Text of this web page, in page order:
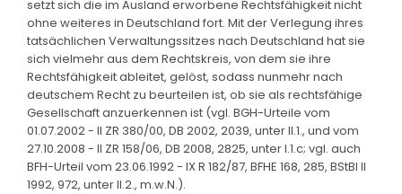
setzt sich die im Ausland erworbene Rechtsfähigkeit nicht
ohne weiteres in Deutschland fort. Mit der Verlegung ihres
tatsächlichen Verwaltungssitzes nach Deutschland hat sie
sich vielmehr aus dem Rechtskreis, von dem sie ihre
Rechtsfähigkeit ableitet, gelöst, sodass nunmehr nach
deutschem Recht zu beurteilen ist, ob sie als rechtsfähige
Gesellschaft anzuerkennen ist (vgl. BGH-Urteile vom
01.07.2002 - II ZR 380/00, DB 2002, 2039, unter II.1., und vom
27.10.2008 - II ZR 158/06, DB 2008, 2825, unter I.1.c; vgl. auch
BFH-Urteil vom 23.06.1992 - IX R 182/87, BFHE 168, 285, BStBl II
1992, 972, unter II.2., m.w.N.).